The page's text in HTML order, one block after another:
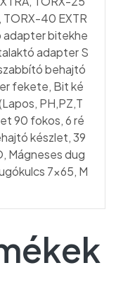
TORX-40 EXTR
adapter bitekhe
adapter S
behajtó
fekete, Bit ké
PH,PZ,T
90 fokos, 6 ré
készlet, 39
Mágneses dug
7×65, M